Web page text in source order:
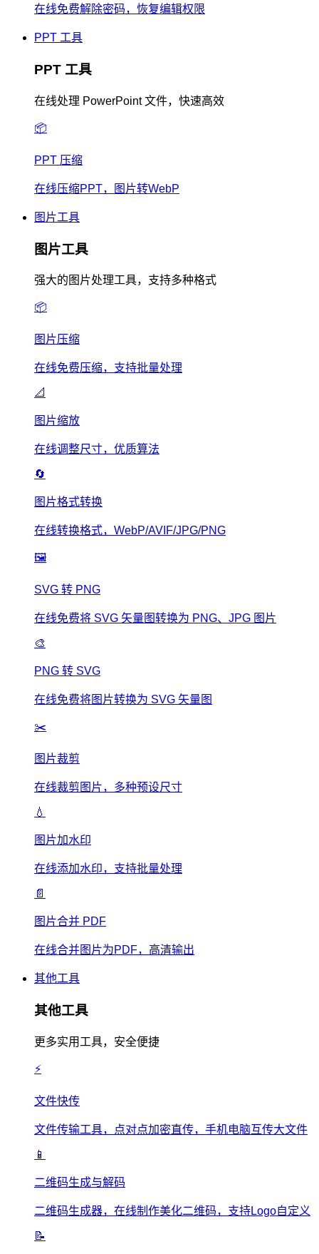
在线免费解除密码，恢复编辑权限
PPT 工具
PPT 工具
在线处理 PowerPoint 文件，快速高效
📦
PPT 压缩
在线压缩PPT，图片转WebP
图片工具
图片工具
强大的图片处理工具，支持多种格式
📦
图片压缩
在线免费压缩，支持批量处理
📐
图片缩放
在线调整尺寸，优质算法
🔄
图片格式转换
在线转换格式，WebP/AVIF/JPG/PNG
🖼️
SVG 转 PNG
在线免费将 SVG 矢量图转换为 PNG、JPG 图片
🎨
PNG 转 SVG
在线免费将图片转换为 SVG 矢量图
✂️
图片裁剪
在线裁剪图片，多种预设尺寸
💧
图片加水印
在线添加水印，支持批量处理
📄
图片合并 PDF
在线合并图片为PDF，高清输出
其他工具
其他工具
更多实用工具，安全便捷
⚡
文件快传
文件传输工具，点对点加密直传，手机电脑互传大文件
📱
二维码生成与解码
二维码生成器，在线制作美化二维码，支持Logo自定义
📝